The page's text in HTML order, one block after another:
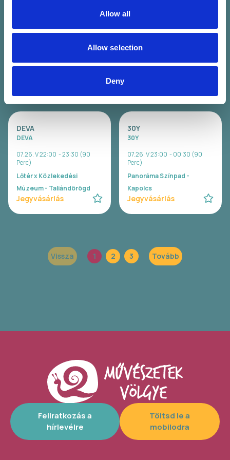
Allow all
Allow selection
Deny
Wavy
07.26. V 20:00 - 21:00 (60
Lőtér x Közlekedési
Carson Coma
Carson Coma
07.26. V 20:30 - 22:00 (90
Perc)
Panoráma Színpad -
DEVA
DEVA
07.26. V 22:00 - 23:30 (90
Perc)
Lőtér x Közlekedési
Múzeum - Taliándörögd
Jegyvásárlás
30Y
30Y
07.26. V 23:00 - 00:30 (90
Perc)
Panoráma Színpad -
Kapolcs
Jegyvásárlás
Vissza 1 2 3 Tovább
Feliratkozás a
hírlevélre
Töltsd le a
mobilodra